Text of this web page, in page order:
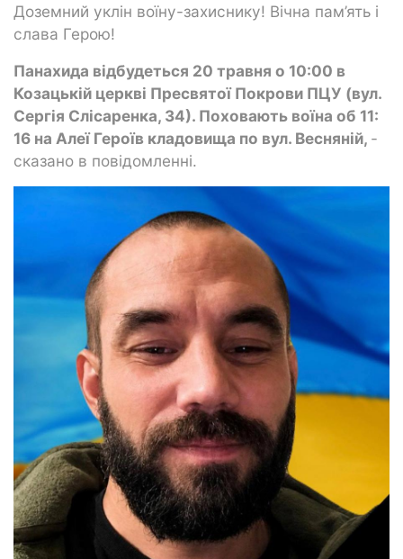
Доземний уклін воїну-захиснику! Вічна пам’ять і
слава Герою!
Панахида відбудеться 20 травня о 10:00 в
Козацькій церкві Пресвятої Покрови ПЦУ (вул.
Сергія Слісаренка, 34). Поховають воїна об 11:
16 на Алеї Героїв кладовища по вул. Весняній, -
сказано в повідомленні.